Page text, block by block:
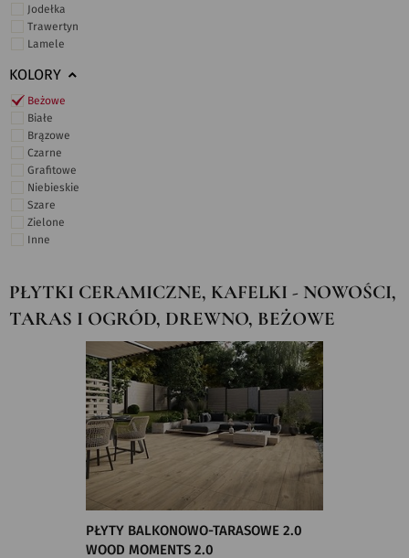
Jodełka
Trawertyn
Lamele
KOLORY
Beżowe
Białe
Brązowe
Czarne
Grafitowe
Niebieskie
Szare
Zielone
Inne
PŁYTKI CERAMICZNE, KAFELKI - NOWOŚCI,
TARAS I OGRÓD, DREWNO, BEŻOWE
PŁYTY BALKONOWO-TARASOWE 2.0
WOOD MOMENTS 2.0